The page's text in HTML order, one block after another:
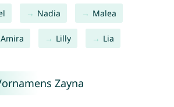
Nadia Malea
Amira Lilly Lia
Zayna